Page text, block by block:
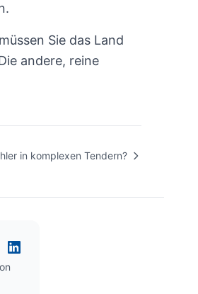
Sie das Land
andere, reine
in komplexen Tendern?